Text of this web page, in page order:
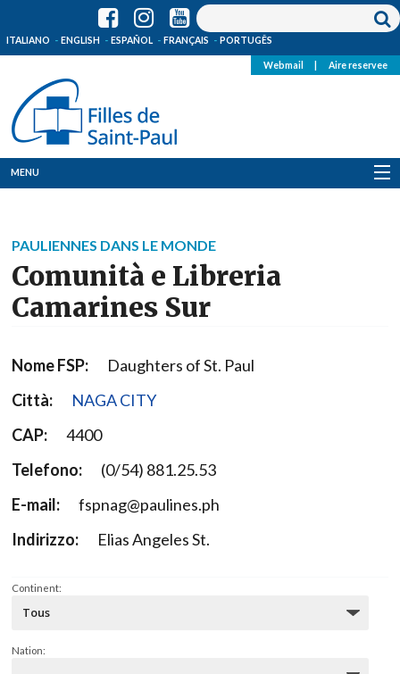
ITALIANO ENGLISH ESPAÑOL FRANÇAIS PORTUGÊS
Webmail Aire reservee
MENU
Où sommes-nous
News
PAULIENNES DANS LE MONDE
Comunità e Libreria
Camarines Sur
Nome FSP:
Daughters of St. Paul
Città:
NAGA CITY
CAP:
4400
Telefono:
(0/54) 881.25.53
E-mail:
fspnag@paulines.ph
Indirizzo:
Elias Angeles St.
Continent:
Nation: